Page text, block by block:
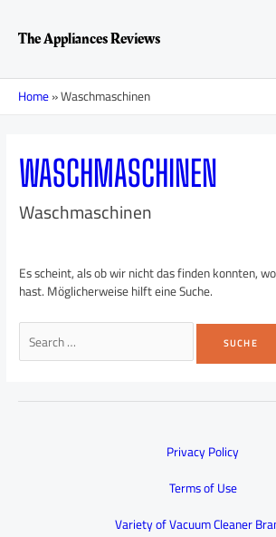
springen
The Appliances Reviews
Home»Waschmaschinen
WASCHMASCHINEN
Waschmaschinen
Es scheint, als ob wir nicht das finden konnten,
hast. Möglicherweise hilft eine Suche.
Privacy Policy
Terms of Use
Variety of Vacuum Cleaner